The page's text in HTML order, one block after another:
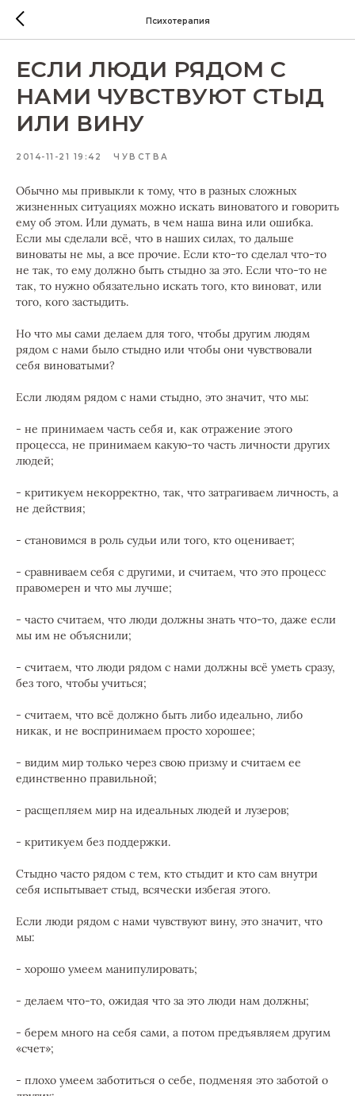
Психотерапия
ЕСЛИ ЛЮДИ РЯДОМ С
НАМИ ЧУВСТВУЮТ СТЫД
ИЛИ ВИНУ
2014-11-21 19:42 ЧУВСТВА
Обычно мы привыкли к тому, что в разных сложных
жизненных ситуациях можно искать виноватого и говорить
ему об этом. Или думать, в чем наша вина или ошибка.
Если мы сделали всё, что в наших силах, то дальше
виноваты не мы, а все прочие. Если кто-то сделал что-то
не так, то ему должно быть стыдно за это. Если что-то не
так, то нужно обязательно искать того, кто виноват, или
того, кого застыдить.
Но что мы сами делаем для того, чтобы другим людям
рядом с нами было стыдно или чтобы они чувствовали
себя виноватыми?
Если людям рядом с нами стыдно, это значит, что мы:
- не принимаем часть себя и, как отражение этого
процесса, не принимаем какую-то часть личности других
людей;
- критикуем некорректно, так, что затрагиваем личность, а
не действия;
- становимся в роль судьи или того, кто оценивает;
- сравниваем себя с другими, и считаем, что это процесс
правомерен и что мы лучше;
- часто считаем, что люди должны знать что-то, даже если
мы им не объяснили;
- считаем, что люди рядом с нами должны всё уметь сразу,
без того, чтобы учиться;
- считаем, что всё должно быть либо идеально, либо
никак, и не воспринимаем просто хорошее;
- видим мир только через свою призму и считаем ее
единственно правильной;
- расщепляем мир на идеальных людей и лузеров;
- критикуем без поддержки.
Стыдно часто рядом с тем, кто стыдит и кто сам внутри
себя испытывает стыд, всячески избегая этого.
Если люди рядом с нами чувствуют вину, это значит, что
мы:
- хорошо умеем манипулировать;
- делаем что-то, ожидая что за это люди нам должны;
- берем много на себя сами, а потом предъявляем другим
«счет»;
- плохо умеем заботиться о себе, подменяя это заботой о